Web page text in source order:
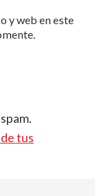
y web en este
tus